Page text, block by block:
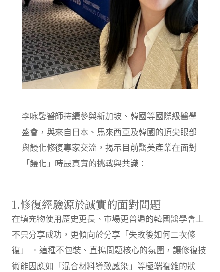
李咏馨醫師持續參與新加坡、韓國等國際級醫學
盛會，與來自日本、馬來西亞及韓國的頂尖眼部
與饅化修復專家交流，揭示目前醫美產業在面對
「饅化」時最真實的挑戰與共識：
1.修復經驗源於誠實的面對問題
在填充物使用歷史更長、市場更普遍的韓國醫學會上
不只分享成功，更傾向於分享「失敗後如何二次修
復」 。這種不包裝、直搗問題核心的氛圍，讓修復技
術能因應如「混合材料導致感染」等極端複雜的狀